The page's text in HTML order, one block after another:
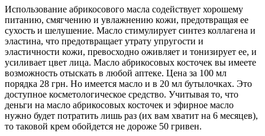
Использование абрикосового масла содействует хорошему
питанию, смягчению и увлажнению кожи, предотвращая ее
сухость и шелушение. Масло стимулирует синтез коллагена и
эластина, что предотвращает утрату упругости и
эластичности кожи, превосходно оживляет и тонизирует ее, и
усиливает цвет лица. Масло абрикосовых косточек вы имеете
возможность отыскать в любой аптеке. Цена за 100 мл
порядка 28 грн. Но имеется масло и в 20 мл бутылочках. Это
доступное косметологическое средство. Учитывая то, что
деньги на масло абрикосовых косточек и эфирное масло
нужно будет потратить лишь раз (их вам хватит на 6 месяцев),
то таковой крем обойдется не дороже 50 гривен.